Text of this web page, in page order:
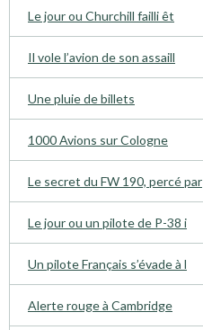
Le jour ou Churchill failli êt
Il vole l’avion de son assaill
Une pluie de billets
1000 Avions sur Cologne
Le secret du FW 190, percé par
Le jour ou un pilote de P-38 i
Un pilote Français s’évade à l
Alerte rouge à Cambridge